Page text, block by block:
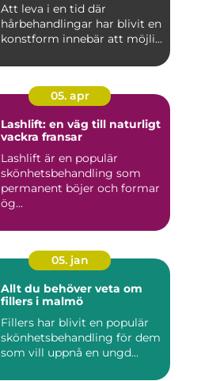
Att leva i en tid där
hårbehandlingar har blivit en
konstform innebär att möjli...
05. apr
Lashlift: en väg till naturligt
vackra fransar
Lashlift är en populär
skönhetsbehandling som
permanent böjer och formar
ög...
05. jan
Allt du behöver veta om
fillers i malmö
Fillers har blivit en populär
skönhetsbehandling för dem
som vill uppnå en ungd...